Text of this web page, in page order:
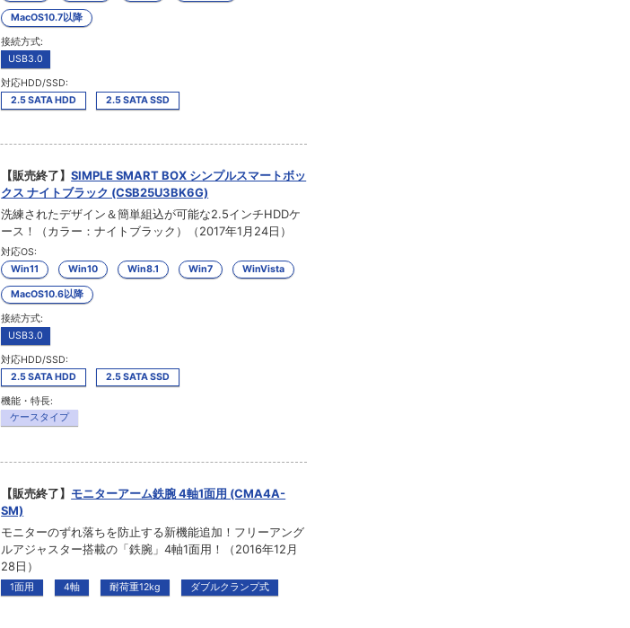
MacOS10.7以降
接続方式:
USB3.0
対応HDD/SSD:
2.5 SATA HDD
2.5 SATA SSD
【販売終了】SIMPLE SMART BOX シンプルスマートボッ
クス ナイトブラック (CSB25U3BK6G)
洗練されたデザイン＆簡単組込が可能な2.5インチHDDケ
ース！（カラー：ナイトブラック）（2017年1月24日）
対応OS:
Win11
Win10 Win8.1 Win7 WinVista
MacOS10.6以降
接続方式:
USB3.0
対応HDD/SSD:
2.5 SATA HDD
2.5 SATA SSD
機能・特長:
ケースタイプ
【販売終了】 モニターアーム鉄腕 4軸1面用 (CMA4A-
SM)
モニターのずれ落ちを防止する新機能追加！フリーアング
ルアジャスター搭載の「鉄腕」4軸1面用！（2016年12月
28日）
1面用 4軸 耐荷重12kg ダブルクランプ式